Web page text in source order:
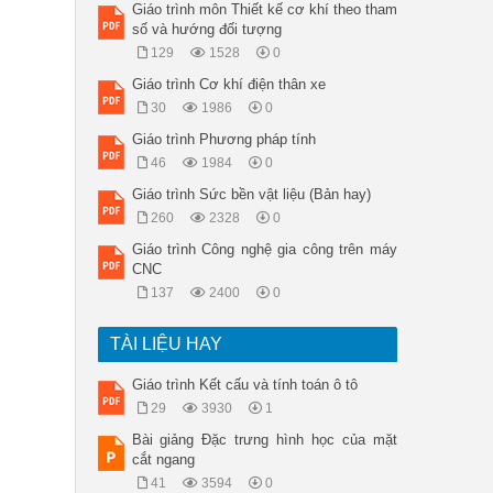
Giáo trình môn Thiết kế cơ khí theo tham
số và hướng đối tượng
129 1528 0
Giáo trình Cơ khí điện thân xe
30 1986 0
Giáo trình Phương pháp tính
46 1984 0
Giáo trình Sức bền vật liệu (Bản hay)
260 2328 0
Giáo trình Công nghệ gia công trên máy
CNC
137 2400 0
TÀI LIỆU HAY
Giáo trình Kết cấu và tính toán ô tô
29 3930 1
Bài giảng Đặc trưng hình học của mặt
cắt ngang
41 3594 0